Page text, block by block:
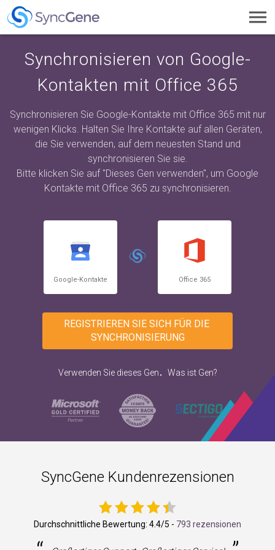
Synchronisieren von Google-
Kontakten mit Office 365
Synchronisieren Sie Google-Kontakte mit Office 365 mit nur
wenigen Klicks. Halten Sie Ihre Kontakte auf allen Geräten,
die Sie verwenden, auf dem neuesten Stand und
synchronisieren Sie sie.
Bitte klicken Sie auf "Dieses Gen verwenden", um Google
Kontakte mit Office 365 zu synchronisieren.
Google-Kontakte Office 365
REGISTRIEREN SIE SICH FÜR DIE
SYNCHRONISIERUNG
Verwenden Sie dieses Gen. Was ist Gen?
SyncGene Kundenrezensionen
Durchschnittliche Bewertung: 4.4/5 - 793 rezensionen